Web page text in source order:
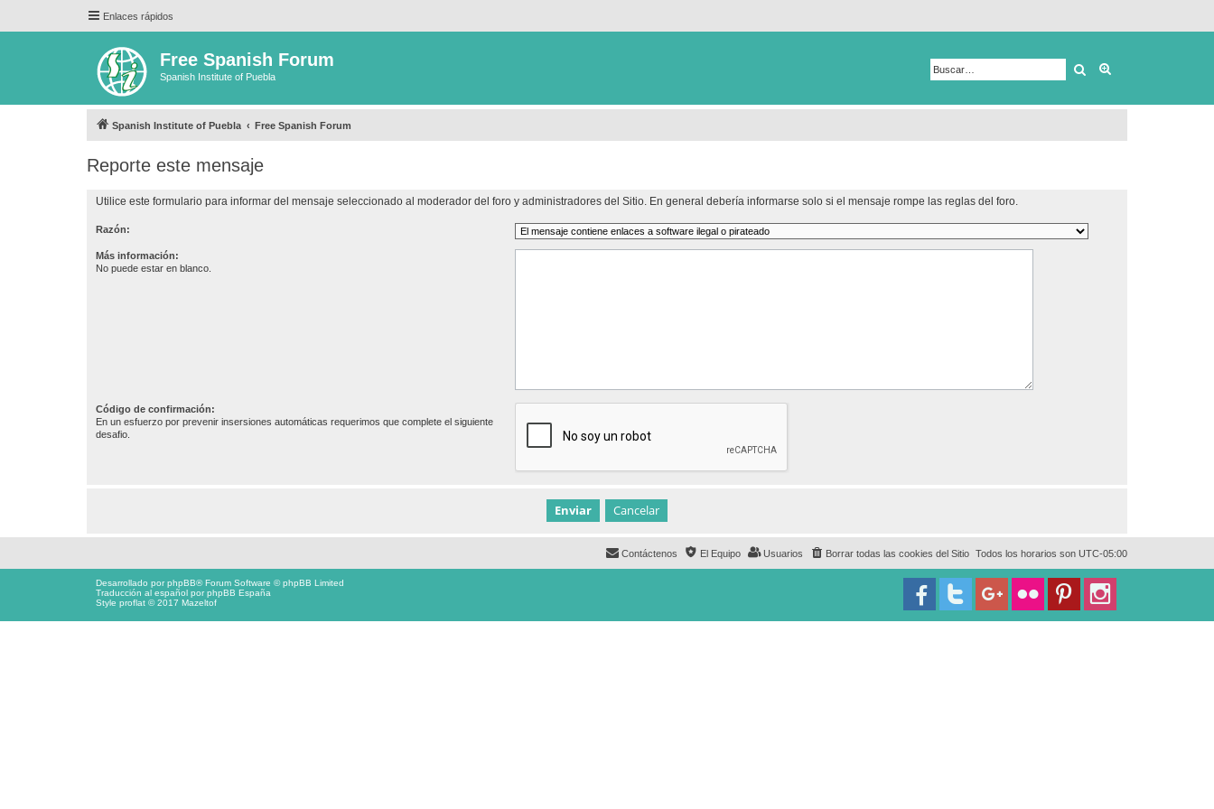
Enlaces rápidos
Free Spanish Forum
Spanish Institute of Puebla Buscar
Spanish Institute of Puebla Free Spanish Forum
Reporte este mensaje
Utilice este formulario para informar del mensaje seleccionado al moderador del foro y administradores del Sitio. En general debería informarse solo si el mensaje rompe las reglas del foro.
Razón:
Más información:
No puede estar en blanco.
Código de confirmación:
En un esfuerzo por prevenir insersiones automáticas requerimos que complete el siguiente
desafio.
Todos los horarios son UTC-05:00
Borrar todas las cookies del Sitio
Usuarios
El Equipo
Contáctenos
Desarrollado porphpBB® Forum Software © phpBB Limited
Traducción al español porphpBB España
Style proflat © 2017 Mazeltof